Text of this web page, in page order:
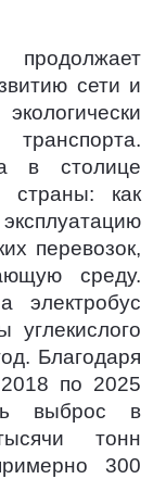
сети и
в столице
страны: как
перевозок,
среду.
электробус
углекислого
Благодаря
по 2025
выброс в
тонн
300